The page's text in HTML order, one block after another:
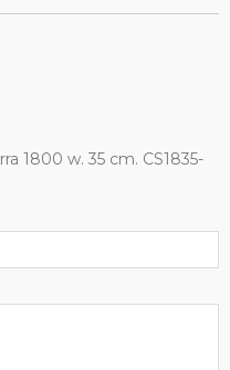
1800 w. 35 cm. CS1835-